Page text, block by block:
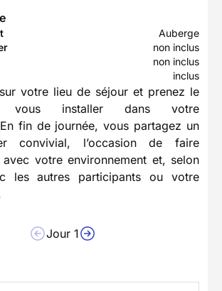
Auberge
non inclus
non inclus
inclus
votre lieu de séjour et prenez le
vous installer dans votre
fin de journée, vous partagez un
convivial, l’occasion de faire
avec votre environnement et, selon
les autres participants ou votre
Jour 1